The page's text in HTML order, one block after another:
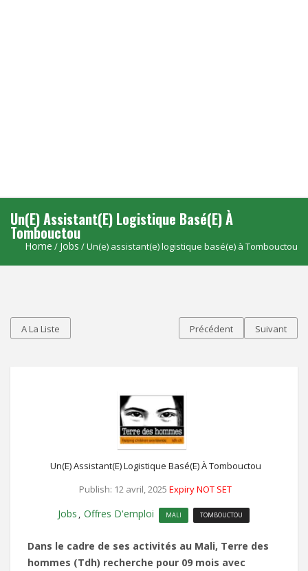
Un(e) Assistant(e) Logistique Basé(e) À
Tombouctou
Home / Jobs / Un(e) assistant(e) logistique basé(e) à Tombouctou
A La Liste Précédent Suivant
Un(e) Assistant(e) Logistique Basé(e) À Tombouctou
Publish: 12 avril, 2025 Expiry NOT SET
Jobs Offres D'emploi MALI TOMBOUCTOU
Dans le cadre de ses activités au Mali, Terre des
hommes (Tdh) recherche pour 09 mois avec